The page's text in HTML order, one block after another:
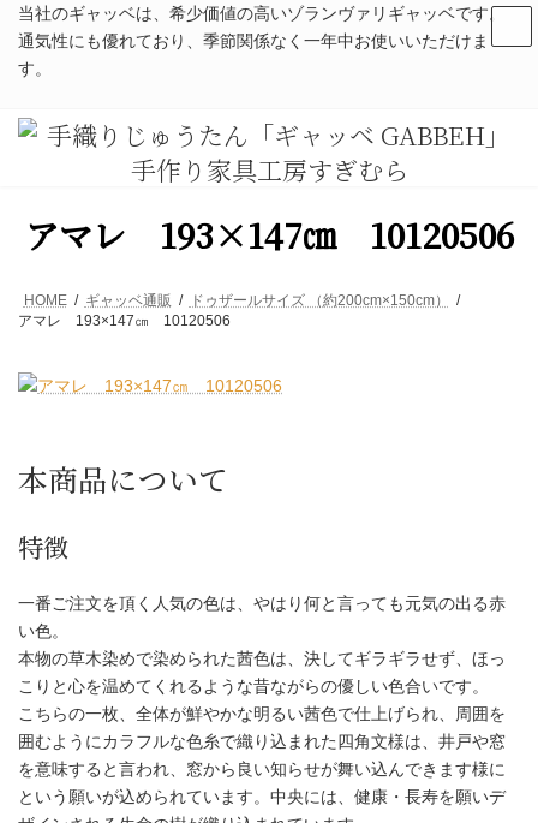
当社のギャッベは、希少価値の高いゾランヴァリギャッベです。
通気性にも優れており、季節関係なく一年中お使いいただけま
す。
アマレ 193×147㎝ 10120506
HOME ギャッベ通販
ドゥザールサイズ （約200cm×150cm）
アマレ 193×147㎝ 10120506
本商品について
特徴
一番ご注文を頂く人気の色は、やはり何と言っても元気の出る赤
い色。
本物の草木染めで染められた茜色は、決してギラギラせず、ほっ
こりと心を温めてくれるような昔ながらの優しい色合いです。
こちらの一枚、全体が鮮やかな明るい茜色で仕上げられ、周囲を
囲むようにカラフルな色糸で織り込まれた四角文様は、井戸や窓
を意味すると言われ、窓から良い知らせが舞い込んできます様に
という願いが込められています。中央には、健康・長寿を願いデ